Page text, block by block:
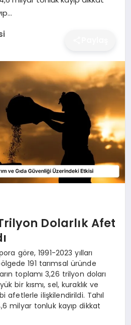
Dolarlık Afet
göre, 1991-2023 yılları
191 tarımsal üründe
toplamı 3,26 trilyon doları
bir kısmı, sel, kuraklık ve
afetlerle ilişkilendirildi. Tahıl
milyar tonluk kayıp dikkat